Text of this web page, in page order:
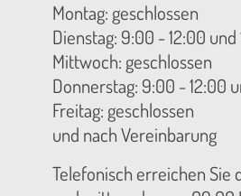
Montag: geschlossen
Dienstag: 9:00 - 12:00
Mittwoch: geschlossen
Donnerstag: 9:00 - 12:00
Freitag: geschlossen
und nach Vereinbarung
Telefonisch erreichen Sie